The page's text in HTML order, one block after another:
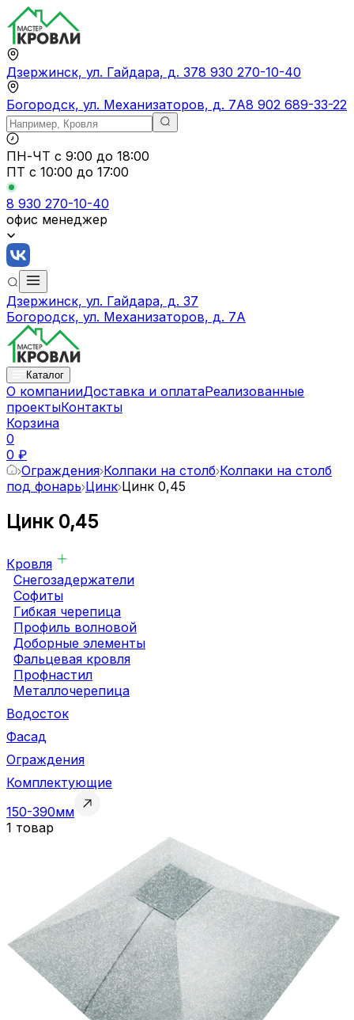
Дзержинск, ул. Гайдара, д. 378 930 270-10-40
Богородск, ул. Механизаторов, д. 7А8 902 689-33-22
ПН-ЧТ с 9:00 до 18:00
ПТ с 10:00 до 17:00
8 930 270-10-40
офис менеджер
Дзержинск, ул. Гайдара, д. 37
Богородск, ул. Механизаторов, д. 7А
Каталог
О компанииДоставка и оплатаРеализованные
проектыКонтакты
Корзина
0
0 ₽
Ограждения Колпаки на столб Колпаки на столб
под фонарь Цинк Цинк 0,45
Цинк 0,45
Кровля
Снегозадержатели
Софиты
Гибкая черепица
Профиль волновой
Доборные элементы
Фальцевая кровля
Профнастил
Металлочерепица
Водосток
Фасад
Ограждения
Комплектующие
150-390мм
1 товар